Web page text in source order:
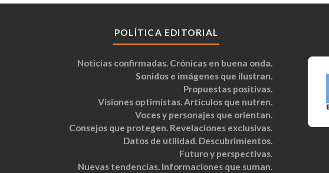
POLÍTICA EDITORIAL
Noticias confirmadas. Crónicas en buena onda.
Sonidos e imágenes que ilustran.
Propuestas positivas.
Visiones optimistas. Artículos que nutren.
Voces y personajes que orientan.
Consejos que protegen. Revelaciones exclusivas.
Datos de utilidad. Descubrimientos.
Futuro y perspectivas.
Nuevas tendencias. Informaciones que suman.